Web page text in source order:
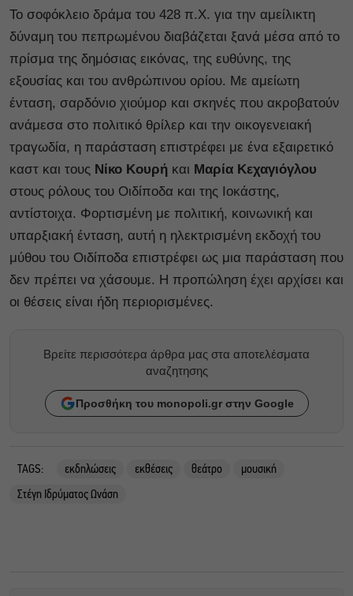
Το σοφόκλειο δράμα του 428 π.Χ. για την αμείλικτη
δύναμη του πεπρωμένου διαβάζεται ξανά μέσα από το
πρίσμα της δημόσιας εικόνας, της ευθύνης, της
εξουσίας και του ανθρώπινου ορίου. Με αμείωτη
ένταση, σαρδόνιο χιούμορ και σκηνές που ακροβατούν
ανάμεσα στο πολιτικό θρίλερ και την οικογενειακή
τραγωδία, η παράσταση επιστρέφει με ένα εξαιρετικό
καστ και τους Νίκο Κουρή και Μαρία Κεχαγιόγλου
στους ρόλους του Οιδίποδα και της Ιοκάστης,
αντίστοιχα. Φορτισμένη με πολιτική, κοινωνική και
υπαρξιακή ένταση, αυτή η ηλεκτρισμένη εκδοχή του
μύθου του Οιδίποδα επιστρέφει ως μια παράσταση που
δεν πρέπει να χάσουμε. H προπώληση έχει αρχίσει και
οι θέσεις είναι ήδη περιορισμένες.
Βρείτε περισσότερα άρθρα μας στα αποτελέσματα
αναζητησης
Προσθήκη του monopoli.gr στην Google
TAGS: εκδηλώσεις εκθέσεις θεάτρο
μουσική
Στέγη Ιδρύματος Ωνάση